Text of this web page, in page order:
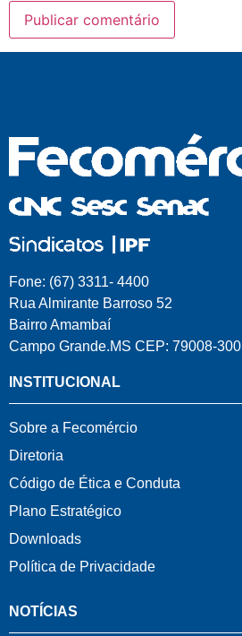
Fone: (67) 3311- 4400
Rua Almirante Barroso 52
Bairro Amambaí
Campo Grande.MS CEP: 79008-300
INSTITUCIONAL
Sobre a Fecomércio
Diretoria
Código de Ética e Conduta
Plano Estratégico
Downloads
Política de Privacidade
NOTÍCIAS